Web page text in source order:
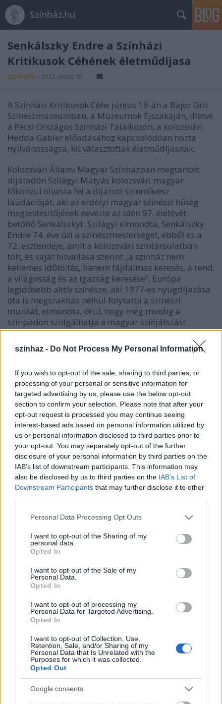
szinhaz - Do Not Process My Personal Information
If you wish to opt-out of the sale, sharing to third parties, or
processing of your personal or sensitive information for
targeted advertising by us, please use the below opt-out
section to confirm your selection. Please note that after your
opt-out request is processed you may continue seeing
interest-based ads based on personal information utilized by
us or personal information disclosed to third parties prior to
your opt-out. You may separately opt-out of the further
disclosure of your personal information by third parties on the
IAB’s list of downstream participants. This information may
also be disclosed by us to third parties on the IAB’s List of
Downstream Participants that may further disclose it to other
Please note that this website/app uses one or more Google
not limited to your visit or usage behaviour. You may click to
grant or deny consent to Google and its third-party tags to
use your data for below specified purposes in below Google
consent section.
Personal Data Processing Opt Outs
I want to opt-out of the Sharing of my
personal data.
Opted In
I want to opt-out of the Sale of my
Personal Data.
Opted In
I want to opt-out of processing my
Personal Data for Targeted Advertising.
Opted In
I want to opt-out of Collection, Use,
Retention, Sale, and/or Sharing of my
Personal Data that Is Unrelated with the
Purposes for which it was collected.
Opted Out
Google consents
Színház.hu
Senkálszky Endre a Színházi
Kritikusok Céhének életműdíjasa
szinhazhu • 2012. június 16.
A Színházi Kritikusok Céhe június 16-án a Bajor Gizi
Színészmúzeumban, a Múzeumok Éjszakáján, illetve
a Pécsi Országos Színházi Találkozón, a kolozsvári
Hedda Gabler előadásához kapcsolódóan hozta
nyilvánosságra, kit választottak életműdíjasnak.
Kolozsvári Állami Magyar Színházban megtartott
díjátadón Szilágyi Mátyás kolozsvári magyar
főkonzul olvasta fel a díjazott színművész
laudációját, aki az erdélyi magyar színészi hűség
megtestesítőjének nevezte az idén 97. életévét
betöltő Senkálszkyt. Szilágyi elmondta, Senkálszky
Endre 74. éve űzi a színészmesterséget, ebből ez a
72. esztendeje, amit a kolozsvári színtársulatban
tölt, és saját hitvallása szerint „a színház nem
kellemes időtöltés, hanem fájdalmas keresés, a rend,
a világosság és az igazság keresése”. Európa
legidősebb aktív színésze, aki 1977-es nyugdíjazása
óta is megszakítás nélkül folytatta a színészi
munkát, elmondta, örül, hogy még mindig a
színpadon szolgálhatja a magyar színjátszást.
kezdődött. 1935–1937 között Hetényi Elemér
kolozsvári színiiskolájában tanult. 1937. szeptember
1-jétől Szabadkay József társulatánál játszott
Aradon, 1938. augusztus 15-étől Jódy Károly
társulatánál vándorszínészkedett, majd 1939-től a
kolozsvári Thália-színházhoz szerződött. 1944
júliusában katonai behívót kapott, ennek ellenére
társulatban. 1945 januárjában Budapesten
fogságba került, ahonnan az akkor alakuló
szabadulnia.
1945. június 1-jén hazaérkezett Kolozsvárra; ő
játszotta a sétatéri színkörbe átköltöztetett magyar
színház megnyitóján a Bánk bán címszerepét (a
rendező Janovics Jenő volt). 1947. január és